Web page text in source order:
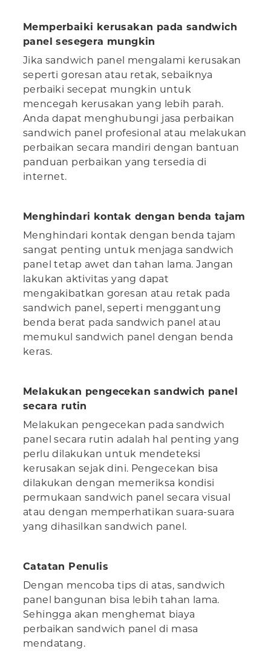
Memperbaiki kerusakan pada sandwich
panel sesegera mungkin
Jika sandwich panel mengalami kerusakan
seperti goresan atau retak, sebaiknya
perbaiki secepat mungkin untuk
mencegah kerusakan yang lebih parah.
Anda dapat menghubungi jasa perbaikan
sandwich panel profesional atau melakukan
perbaikan secara mandiri dengan bantuan
panduan perbaikan yang tersedia di
internet.
Menghindari kontak dengan benda tajam
Menghindari kontak dengan benda tajam
sangat penting untuk menjaga sandwich
panel tetap awet dan tahan lama. Jangan
lakukan aktivitas yang dapat
mengakibatkan goresan atau retak pada
sandwich panel, seperti menggantung
benda berat pada sandwich panel atau
memukul sandwich panel dengan benda
keras.
Melakukan pengecekan sandwich panel
secara rutin
Melakukan pengecekan pada sandwich
panel secara rutin adalah hal penting yang
perlu dilakukan untuk mendeteksi
kerusakan sejak dini. Pengecekan bisa
dilakukan dengan memeriksa kondisi
permukaan sandwich panel secara visual
atau dengan memperhatikan suara-suara
yang dihasilkan sandwich panel.
Catatan Penulis
Dengan mencoba tips di atas, sandwich
panel bangunan bisa lebih tahan lama.
Sehingga akan menghemat biaya
perbaikan sandwich panel di masa
mendatang.